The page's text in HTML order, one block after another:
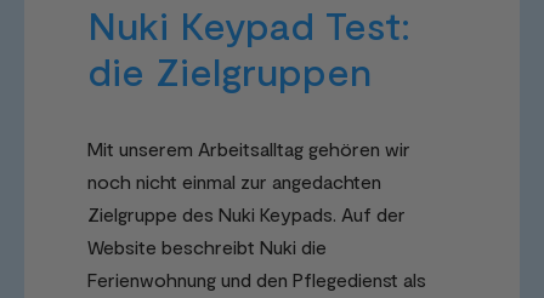
Nuki Keypad Test:
die Zielgruppen
Mit unserem Arbeitsalltag gehören wir
noch nicht einmal zur angedachten
Zielgruppe des Nuki Keypads. Auf der
Website beschreibt Nuki die
Ferienwohnung und den Pflegedienst als